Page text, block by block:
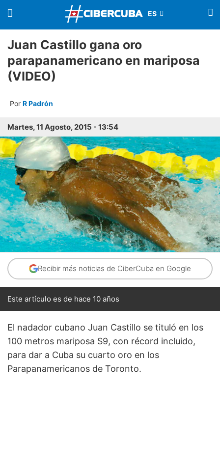
Juan Castillo gana oro
parapanamericano en mariposa
(VIDEO)
Por R Padrón
Martes, 11 Agosto, 2015 - 13:54
Recibir más noticias de CiberCuba en Google
Este artículo es de hace 10 años
El nadador cubano Juan Castillo se tituló en los
100 metros mariposa S9, con récord incluido,
para dar a Cuba su cuarto oro en los
Parapanamericanos de Toronto.